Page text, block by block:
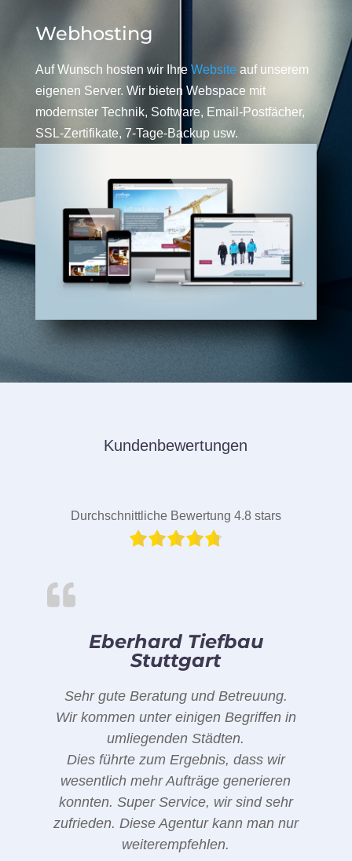
Webhosting
Auf Wunsch hosten wir Ihre Website auf unserem
eigenen Server. Wir bieten Webspace mit
modernster Technik, Software, Email-Postfächer,
SSL-Zertifikate, 7-Tage-Backup usw.
Kundenbewertungen
Durchschnittliche Bewertung 4.8 stars
Eberhard Tiefbau
Stuttgart
Sehr gute Beratung und Betreuung.
Wir kommen unter einigen Begriffen in
umliegenden Städten.
Dies führte zum Ergebnis, dass wir
wesentlich mehr Aufträge generieren
konnten. Super Service, wir sind sehr
zufrieden. Diese Agentur kann man nur
weiterempfehlen.